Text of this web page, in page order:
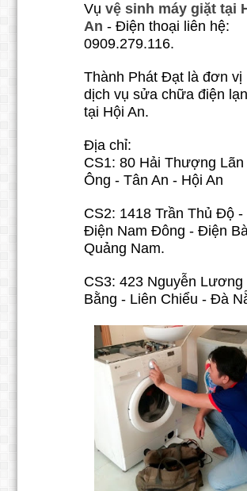
Vụ vệ sinh máy giặt tại
An - Điện thoại liên hệ:
0909.279.116.
Thành Phát Đạt là đơn vị
dịch vụ sửa chữa điện
tại Hội An.
Địa chỉ:
CS1: 80 Hải Thượng Lãn
Ông - Tân An - Hội An
CS2: 1418 Trần Thủ Độ -
Điện Nam Đông - Điện
Quảng Nam.
CS3: 423 Nguyễn Lương
Bằng - Liên Chiểu - Đà